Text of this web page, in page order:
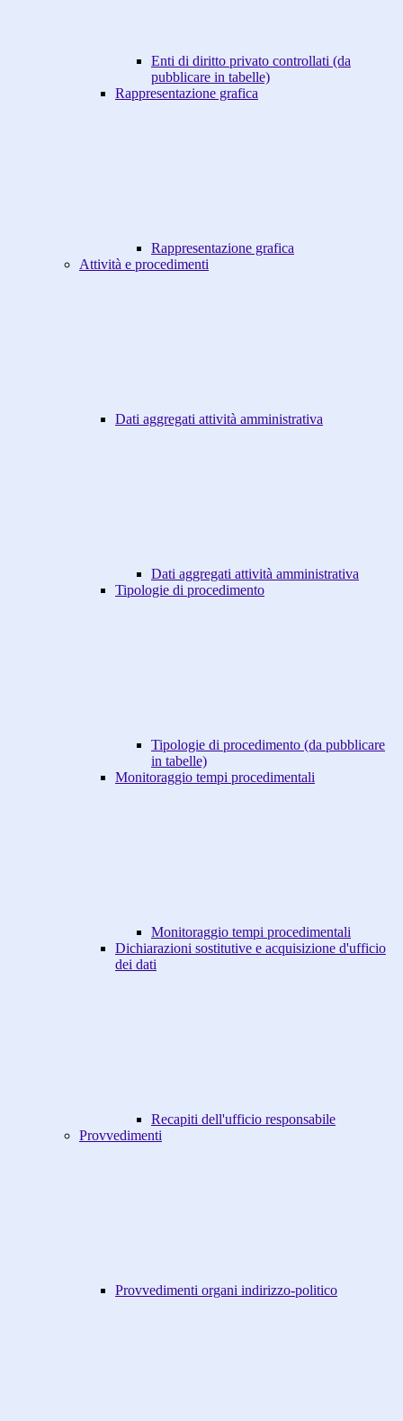
Enti di diritto privato controllati (da
pubblicare in tabelle)
Rappresentazione grafica
Rappresentazione grafica
Attività e procedimenti
Dati aggregati attività amministrativa
Dati aggregati attività amministrativa
Tipologie di procedimento
Tipologie di procedimento (da pubblicare
in tabelle)
Monitoraggio tempi procedimentali
Monitoraggio tempi procedimentali
Dichiarazioni sostitutive e acquisizione d'ufficio
dei dati
Recapiti dell'ufficio responsabile
Provvedimenti
Provvedimenti organi indirizzo-politico